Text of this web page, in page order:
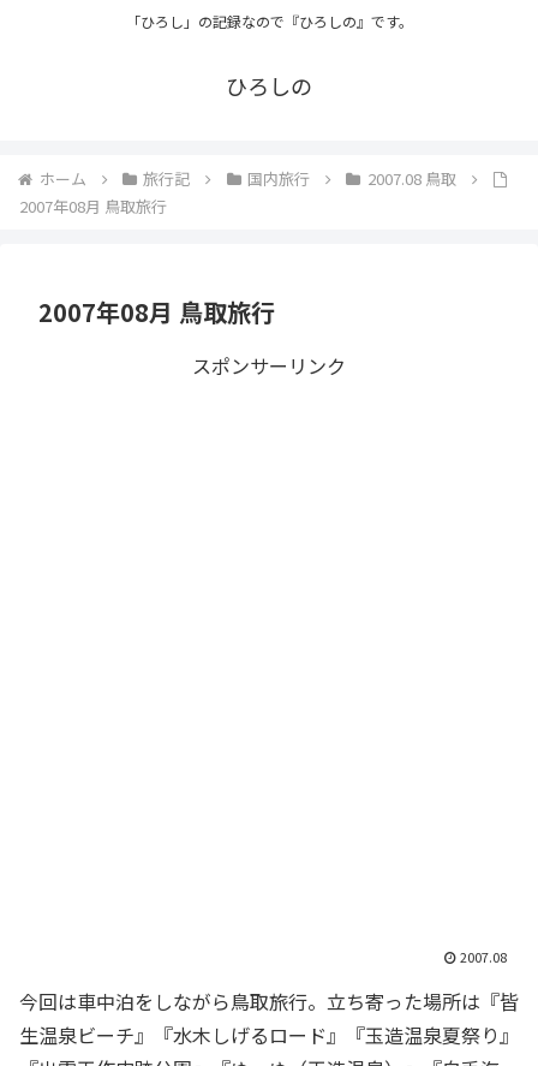
「ひろし」の記録なので『ひろしの』です。
ひろしの
ホーム 旅行記 国内旅行
2007.08 鳥取
2007年08月 鳥取旅行
2007年08月 鳥取旅行
スポンサーリンク
2007.08
今回は車中泊をしながら鳥取旅行。立ち寄った場所は『皆
生温泉ビーチ』『水木しげるロード』『玉造温泉夏祭り』